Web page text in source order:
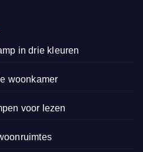
in drie kleuren
woonkamer
voor lezen